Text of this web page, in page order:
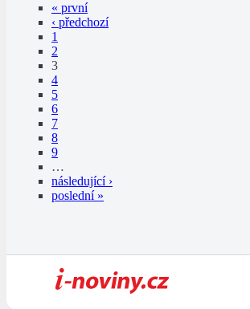
« první
‹ předchozí
1
2
3
4
5
6
7
8
9
…
následující ›
poslední »